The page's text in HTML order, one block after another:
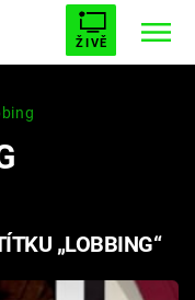
ŽIVĚ
UPÍRŮ
5
„LOBBING“